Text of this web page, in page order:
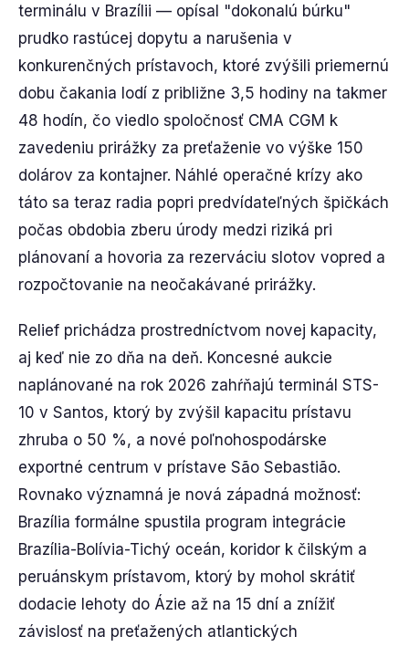
terminálu v Brazílii — opísal "dokonalú búrku"
prudko rastúcej dopytu a narušenia v
konkurenčných prístavoch, ktoré zvýšili priemernú
dobu čakania lodí z približne 3,5 hodiny na takmer
48 hodín, čo viedlo spoločnosť CMA CGM k
zavedeniu prirážky za preťaženie vo výške 150
dolárov za kontajner. Náhlé operačné krízy ako
táto sa teraz radia popri predvídateľných špičkách
počas obdobia zberu úrody medzi riziká pri
plánovaní a hovoria za rezerváciu slotov vopred a
rozpočtovanie na neočakávané prirážky.
Relief prichádza prostredníctvom novej kapacity,
aj keď nie zo dňa na deň. Koncesné aukcie
naplánované na rok 2026 zahŕňajú terminál STS-
10 v Santos, ktorý by zvýšil kapacitu prístavu
zhruba o 50 %, a nové poľnohospodárske
exportné centrum v prístave São Sebastião.
Rovnako významná je nová západná možnosť:
Brazília formálne spustila program integrácie
Brazília-Bolívia-Tichý oceán, koridor k čilským a
peruánskym prístavom, ktorý by mohol skrátiť
dodacie lehoty do Ázie až na 15 dní a znížiť
závislosť na preťažených atlantických